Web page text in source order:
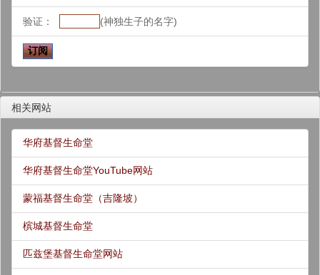
验证： (神独生子的名字)
相关网站
华府基督生命堂
华府基督生命堂YouTube网站
蒙福基督生命堂（吉隆坡）
槟城基督生命堂
匹兹堡基督生命堂网站